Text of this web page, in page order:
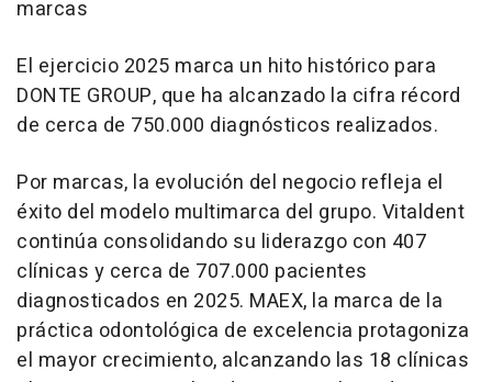
marcas
El ejercicio 2025 marca un hito histórico para
DONTE GROUP, que ha alcanzado la cifra récord
de cerca de 750.000 diagnósticos realizados.
Por marcas, la evolución del negocio refleja el
éxito del modelo multimarca del grupo. Vitaldent
continúa consolidando su liderazgo con 407
clínicas y cerca de 707.000 pacientes
diagnosticados en 2025. MAEX, la marca de la
práctica odontológica de excelencia protagoniza
el mayor crecimiento, alcanzando las 18 clínicas